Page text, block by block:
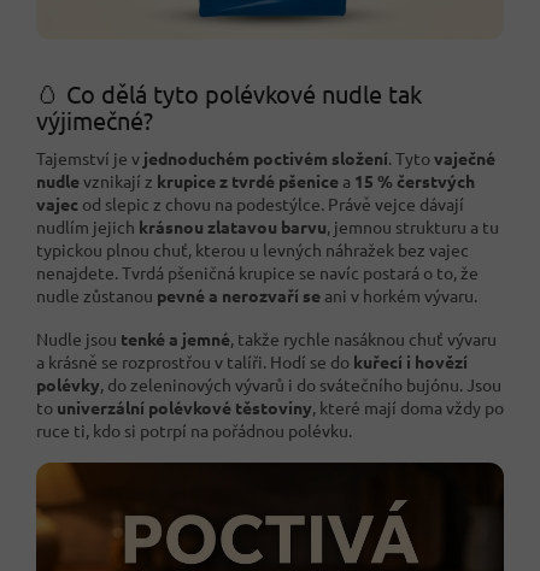
🥚 Co dělá tyto polévkové nudle tak
výjimečné?
Tajemství je v jednoduchém poctivém složení. Tytovaječné
nudlevznikají z krupice z tvrdé pšenice a 15 % čerstvých
vajec od slepic z chovu na podestýlce. Právě vejce dávají
nudlím jejich krásnou zlatavou barvu, jemnou strukturu a tu
typickou plnou chuť, kterou u levných náhražek bez vajec
nenajdete. Tvrdá pšeničná krupice se navíc postará o to, že
nudle zůstanou pevné a nerozvaří se ani v horkém vývaru.
Nudle jsou tenké a jemné, takže rychle nasáknou chuť vývaru
a krásně se rozprostřou v talíři. Hodí se do kuřecí i hovězí
polévky, do zeleninových vývarů i do svátečního bujónu. Jsou
to univerzální polévkové těstoviny, které mají doma vždy po
ruce ti, kdo si potrpí na pořádnou polévku.